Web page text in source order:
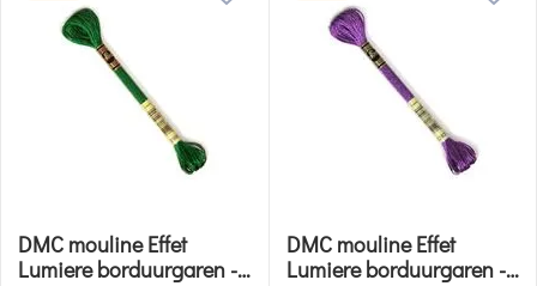
DMC mouline Effet
Lumiere borduurgaren -
DMC mouline Effet
Lumiere borduurgaren -